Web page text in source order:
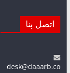
اتصل بنا
desk@daaarb.co